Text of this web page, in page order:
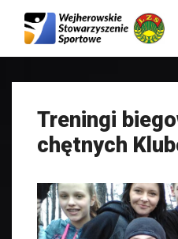
Treningi
chętnych